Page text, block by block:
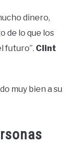
dinero,
de lo que los
futuro”. Clint
muy bien a su